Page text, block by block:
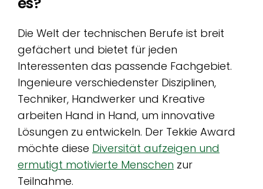
Die Welt der technischen Berufe ist breit
gefächert und bietet für jeden
Interessenten das passende Fachgebiet.
Ingenieure verschiedenster Disziplinen,
Techniker, Handwerker und Kreative
arbeiten Hand in Hand, um innovative
Lösungen zu entwickeln. Der Tekkie Award
möchte diese Diversität aufzeigen und
ermutigt motivierte Menschen zur
Teilnahme.